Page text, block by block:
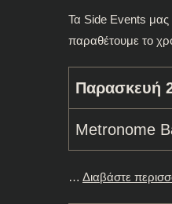
Τα Side Events μας
παραθέτουμε το
Παρασκευή
Metronome
… Διαβάστε